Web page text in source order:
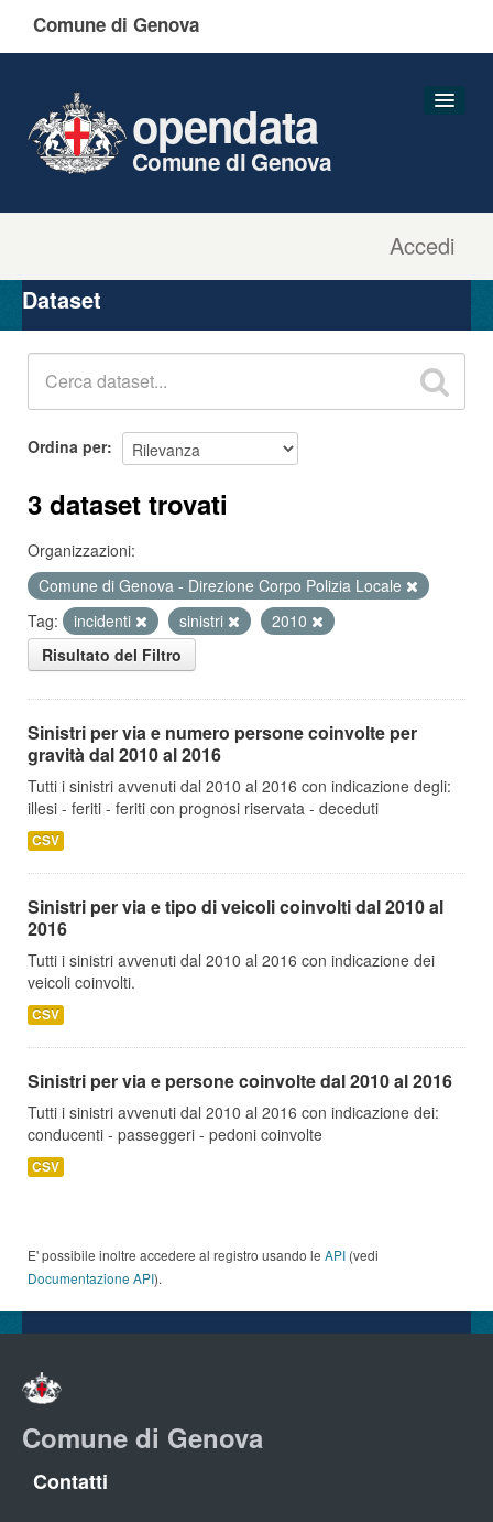
Comune di Genova
Accedi
opendata
Comune di Genova
Organizzazioni
Gruppi
Dataset
Ordina per
3 dataset trovati
Organizzazioni:
Comune di Genova - Direzione Corpo Polizia Locale
Tag:
incidenti sinistri
2010
Risultato del Filtro
Sinistri per via e numero persone coinvolte per
gravità dal 2010 al 2016
Tutti i sinistri avvenuti dal 2010 al 2016 con indicazione degli:
illesi - feriti - feriti con prognosi riservata - deceduti
CSV
Sinistri per via e tipo di veicoli coinvolti dal 2010 al
2016
Tutti i sinistri avvenuti dal 2010 al 2016 con indicazione dei
veicoli coinvolti.
CSV
Sinistri per via e persone coinvolte dal 2010 al 2016
Tutti i sinistri avvenuti dal 2010 al 2016 con indicazione dei:
conducenti - passeggeri - pedoni coinvolte
CSV
E' possibile inoltre accedere al registro usando le API (vedi
Documentazione API).
Comune di Genova
Contatti